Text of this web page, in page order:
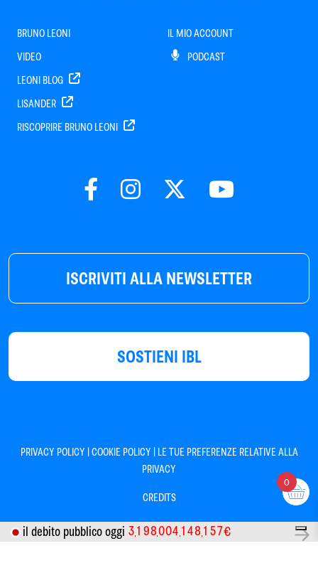
ISCRIVITI ALLA NEWSLETTER
SOSTIENI IBL
BRUNO LEONI
VIDEO
LEONI BLOG
LISANDER
RISCOPRIRE BRUNO LEONI
IL MIO ACCOUNT
PODCAST
PRIVACY POLICY |COOKIE POLICY | LE TUE PREFERENZE RELATIVE ALLA
PRIVACY
CREDITS
il debito pubblico oggi 31 98004 1481 57€
0